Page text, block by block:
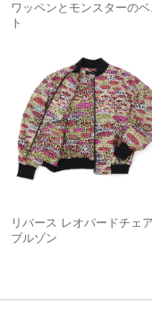
ワッペンとモンスターのベ
ト
リバース レオパードチェア
ブルゾン